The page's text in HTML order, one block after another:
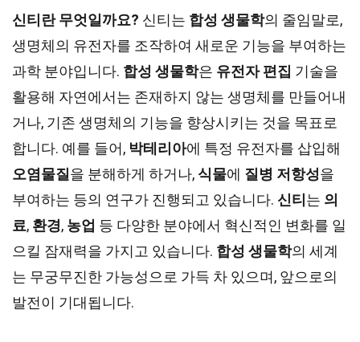
신티란 무엇일까요? 신티는 합성 생물학의 줄임말로,
생명체의 유전자를 조작하여 새로운 기능을 부여하는
과학 분야입니다. 합성 생물학은 유전자 편집 기술을
활용해 자연에서는 존재하지 않는 생명체를 만들어내
거나, 기존 생명체의 기능을 향상시키는 것을 목표로
합니다. 예를 들어, 박테리아에 특정 유전자를 삽입해
오염물질 을 분해하게 하거나, 식물에 질병 저항성을
부여하는 등의 연구가 진행되고 있습니다. 신티 는 의
료, 환경, 농업 등 다양한 분야에서 혁신적인 변화를 일
으킬 잠재력을 가지고 있습니다. 합성 생물학의 세계
는 무궁무진한 가능성으로 가득 차 있으며, 앞으로의
발전이 기대됩니다.